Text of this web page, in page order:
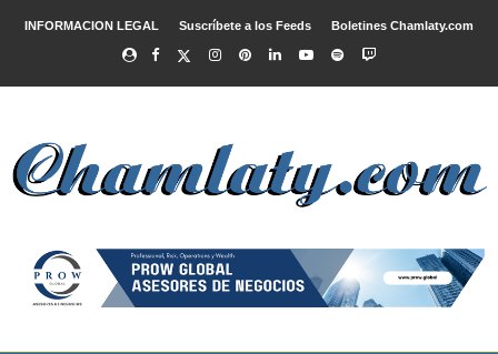
INFORMACION LEGAL Suscríbete a los Feeds Boletines Chamlaty.com